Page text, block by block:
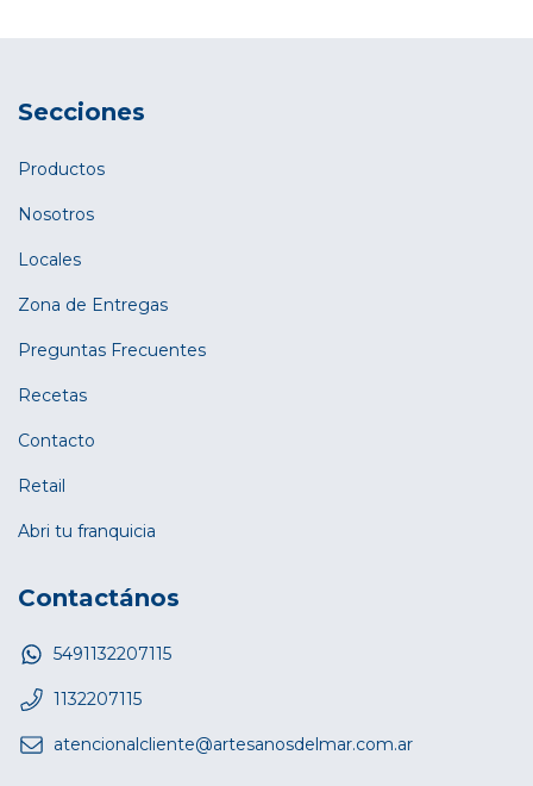
Secciones
Productos
Nosotros
Locales
Zona de Entregas
Preguntas Frecuentes
Recetas
Contacto
Retail
Abri tu franquicia
Contactános
5491132207115
1132207115
atencionalcliente@artesanosdelmar.com.ar